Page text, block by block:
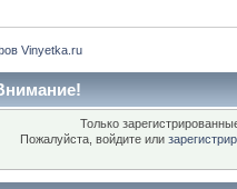
Vinyetka.ru
Только
Пожалуйста, войдите или